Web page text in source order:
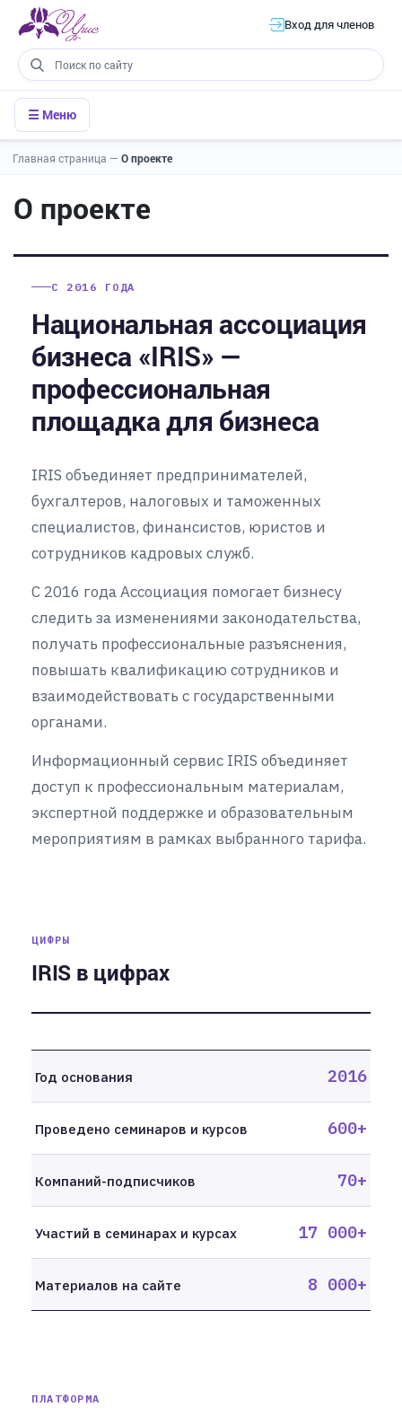
Вход для членов
☰ Меню
Главная страница — О проекте
О проекте
С 2016 ГОДА
Национальная ассоциация
бизнеса «IRIS» —
профессиональная
площадка для бизнеса
IRIS объединяет предпринимателей,
бухгалтеров, налоговых и таможенных
специалистов, финансистов, юристов и
сотрудников кадровых служб.
С 2016 года Ассоциация помогает бизнесу
следить за изменениями законодательства,
получать профессиональные разъяснения,
повышать квалификацию сотрудников и
взаимодействовать с государственными
органами.
Информационный сервис IRIS объединяет
доступ к профессиональным материалам,
экспертной поддержке и образовательным
мероприятиям в рамках выбранного тарифа.
ЦИФРЫ
IRIS в цифрах
Год основания 2016
Проведено семинаров и курсов 600+
Компаний-подписчиков 70+
Участий в семинарах и курсах 17 000+
Материалов на сайте 8 000+
ПЛАТФОРМА